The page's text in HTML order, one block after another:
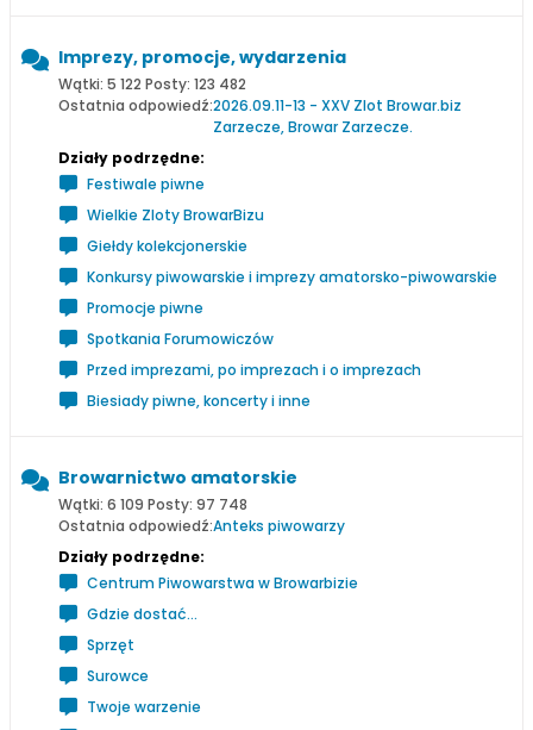
Imprezy, promocje, wydarzenia
Wątki: 5 122 Posty: 123 482
Ostatnia odpowiedź:2026.09.11-13 - XXV Zlot Browar.biz
Zarzecze, Browar Zarzecze.
Działy podrzędne:
Festiwale piwne
Wielkie Zloty BrowarBizu
Giełdy kolekcjonerskie
Konkursy piwowarskie i imprezy amatorsko-piwowarskie
Promocje piwne
Spotkania Forumowiczów
Przed imprezami, po imprezach i o imprezach
Biesiady piwne, koncerty i inne
Browarnictwo amatorskie
Wątki: 6 109 Posty: 97 748
Ostatnia odpowiedź:Anteks piwowarzy
Działy podrzędne:
Centrum Piwowarstwa w Browarbizie
Gdzie dostać...
Sprzęt
Surowce
Twoje warzenie